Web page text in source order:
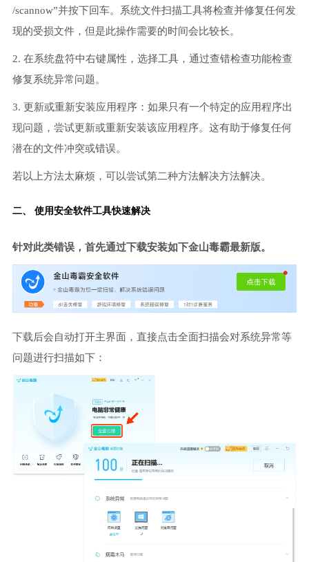
/scannow”并按下回车。系统文件扫描工具将检查并修复任何发
现的受损文件，但是此操作需要的时间会比较长。
2. 在系统盘符中右键属性，选择工具，通过查错检查功能检查
修复系统异常问题。
3. 更新或重新安装应用程序：如果只有一个特定的应用程序出
现问题，尝试更新或重新安装该应用程序。这有助于修复任何
潜在的文件冲突或错误。
若以上方法太麻烦，可以尝试第二种方法解决方法解决。
二、 使用安全软件工具快速解决
针对此类错误，首先通过下载安装如下金山毒霸最新版。
下载后会自动打开主界面，直接点击全面扫描会对系统异常等
问题进行扫描如下：